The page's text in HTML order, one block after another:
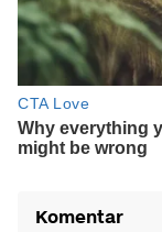
Komentar